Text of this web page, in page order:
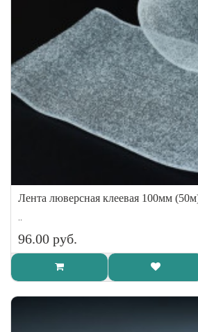
Лента люверсная клеевая 100мм
..
96.00 руб.